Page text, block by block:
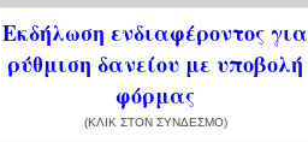
Εκδήλωση ενδιαφέροντος για
ρύθμιση δανείου με υποβολή
φόρμας
(ΚΛΙΚ ΣΤΟΝ ΣΥΝΔΕΣΜΟ)